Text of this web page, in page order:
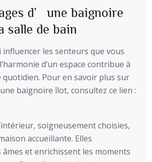
d’une baignoire
salle de bain
influencer les senteurs que vous
d’un espace contribue à
Pour en savoir plus sur
baignoire îlot, consultez ce lien :
soigneusement choisies,
accueillante. Elles
et enrichissent les moments